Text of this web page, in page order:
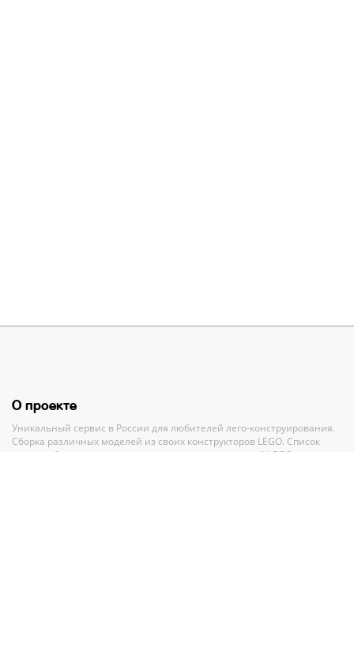
О проекте
Уникальный сервис в России для любителей лего-конструирования.
Сборка различных моделей из своих конструкторов LEGO. Список
своих наборов, вишлист и анализ всех своих деталей LEGO.